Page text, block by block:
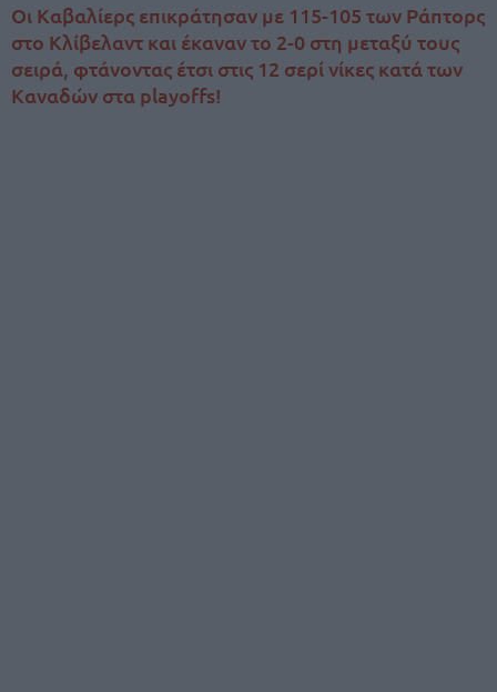
Οι Καβαλίερς επικράτησαν με 115-105 των Ράπτορς
στο Κλίβελαντ και έκαναν το 2-0 στη μεταξύ τους
σειρά, φτάνοντας έτσι στις 12 σερί νίκες κατά των
Καναδών στα playoffs!